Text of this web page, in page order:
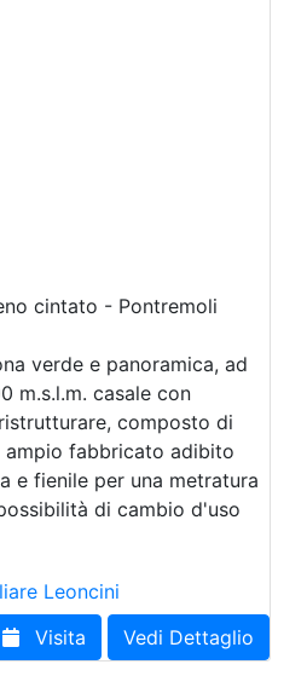
cintato - Pontremoli
verde e panoramica, ad
m.s.l.m. casale con
composto di
fabbricato adibito
e fienile per una metratura
di cambio d'uso
Leoncini
Visita
Vedi Dettaglio